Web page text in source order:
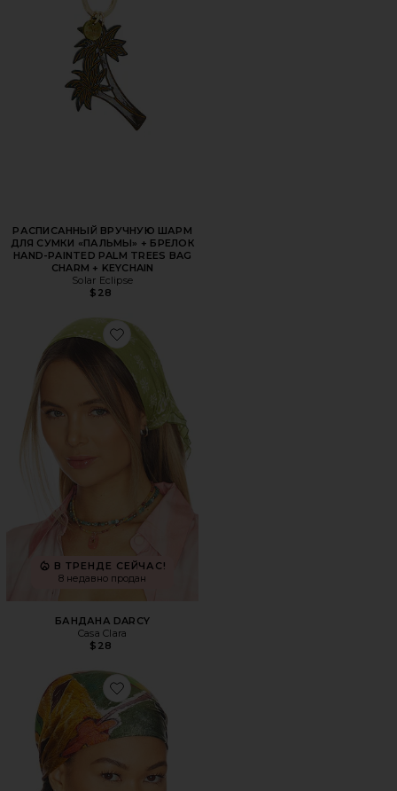
РАСПИСАННЫЙ ВРУЧНУЮ ШАРМ
ДЛЯ СУМКИ «ПАЛЬМЫ» + БРЕЛОК
HAND-PAINTED PALM TREES BAG
CHARM + KEYCHAIN
Solar Eclipse
$28
Favorite БАНДАНА DARCY
В ТРЕНДЕ СЕЙЧАС!
8 недавно продан
БАНДАНА DARCY
Casa Clara
$28
Favorite ШЕЛКОВЫЙ ШАРФ MLAK